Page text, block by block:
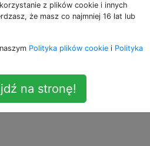
przechowuje moją historię
internetowe. Czy istnieje taki
Jeff
z plików cookie i innych
że masz co najmniej 16 lat lub
Polityka plików cookie i Polityka
na stronę!